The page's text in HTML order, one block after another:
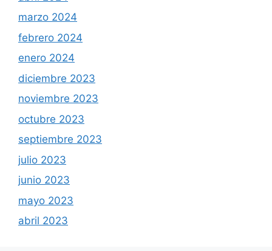
marzo 2024
febrero 2024
enero 2024
diciembre 2023
noviembre 2023
octubre 2023
septiembre 2023
julio 2023
junio 2023
mayo 2023
abril 2023